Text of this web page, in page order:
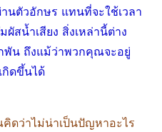
นตัวอักษร แทนที่จะใช้เวลา
สน้ำเสียง สิ่งเหล่านี้ต่าง
พัน ถึงแม้ว่าพวกคุณจะอยู่
กิดขึ้นได้
คิดว่าไม่น่าเป็นปัญหาอะไร